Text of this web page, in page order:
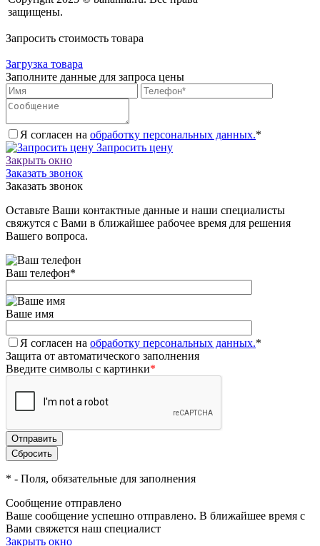
защищены.
Запросить стоимость товара
Загрузка товара
Заполните данные для запроса цены
Я согласен на обработку персональных данных.*
Запросить цену
Закрыть окно
Заказать звонок
Заказать звонок
Оставьте Ваши контактные данные и наши специалисты
свяжутся с Вами в ближайшее рабочее время для решения
Вашего вопроса.
Ваш телефон*
Ваше имя
Я согласен на обработку персональных данных.*
Защита от автоматического заполнения
Введите символы с картинки*
* - Поля, обязательные для заполнения
Сообщение отправлено
Ваше сообщение успешно отправлено. В ближайшее время с
Вами свяжется наш специалист
Закрыть окно